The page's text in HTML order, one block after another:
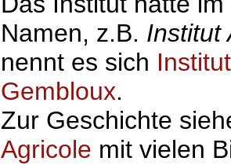
Namen, z.B. Institut
nennt es sich
Gembloux.
Zur Geschichte
Agricole mit vielen